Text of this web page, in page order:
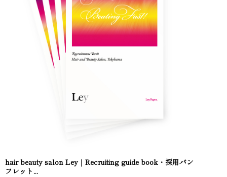
hair beauty salon Ley｜Recruiting guide book・採用パン
フレット...